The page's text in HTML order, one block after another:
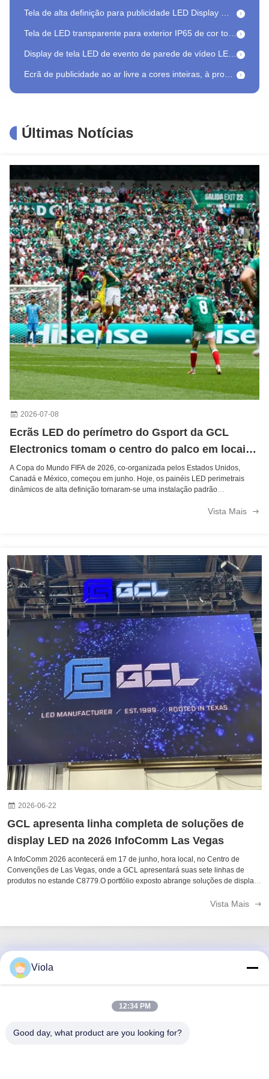
Display LED de fundo de palco externo Instalação rápida P3.9 Aluguel Display LED externo
1200nits Alto brilho LED Video Wall Flexível Screen P1.95 Indoor Use Ggalaxy Series
HD P1.875 LED Outdoor Poster Display Solução atraente para publicidade comercial
Tela de exibição personalizada privada Gstar-II P3.91 P4.81mm 7680Hz com alta taxa de atualização para instalação fixa interna
Parede de vídeo LED interior 500*1000mm P1.95mm P2.5mm Alta definição para instalação fixa
Alto desempenho Gsuperfície V P3.9 P4.81 P6.25 P7.81 P10.4 Quadro de publicidade digital ao ar livre para uso comercial
Outdoor Waterproof Full-Color Digital Poster GCL GSurface V 1000*1000mm P3.9 P4.81 P6 P7 P10mm
Ecrã de exibição de publicidade LED P10mm ao ar livre 10000 Horas de vida útil Alto brilho
Ecrã LED RGB de alta definição de alta luminosidade para painel externo Tamanho 960*960 mm
Indoor P2.5 P3.91 Led Display 1000 Nit 500 X 500 Show Panel Aluguel de telas gigantes para equipamentos de aluguel de festas
XR And Virtual Virtual Studio P1.9P2.6 Teatro LED de fundo Decoração do palco do casamento
Últimas Notícias
2026-07-08
Ecrãs LED do perímetro do Gsport da GCL
Electronics tomam o centro do palco em locais
de futebol
A Copa do Mundo FIFA de 2026, co-organizada pelos Estados Unidos,
Canadá e México, começou em junho. Hoje, os painéis LED perimetrais
dinâmicos de alta definição tornaram-se uma instalação padrão
Vista Mais
2026-06-22
GCL apresenta linha completa de soluções de
display LED na 2026 InfoComm Las Vegas
A InfoComm 2026 acontecerá em 17 de junho, hora local, no Centro de
Convenções de Las Vegas, onde a GCL apresentará suas sete linhas de
produtos no estande C8779.O portfólio exposto abrange soluções de display
Vista Mais
Contato Rápido
Comunidade Hui Long Pu, Rua Longcheng, Longgang,
Viola
12:34 PM
Good day, what product are you looking for?